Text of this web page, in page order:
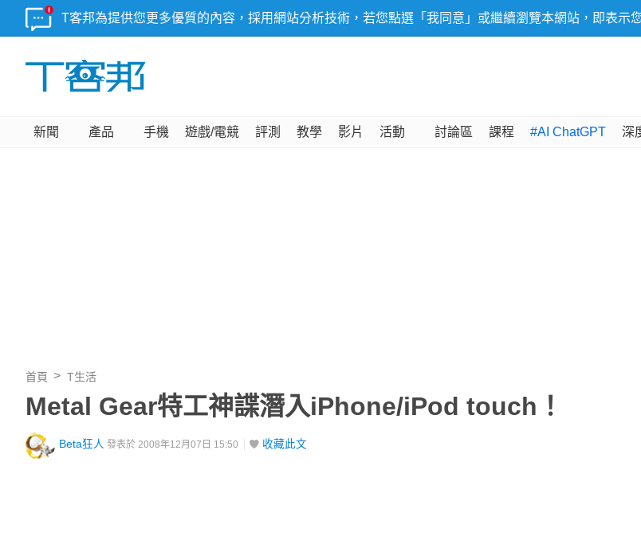
T客邦為提供您更多優質的內容，採用網站分析技術，若您點選「我同意」或繼續瀏覽本網站，即表示
新聞 產品 手機 遊戲/電競 評測 教學 影片 活動 討論區 課程 #AI ChatGPT 深
首頁 T生活
Metal Gear特工神諜潛入iPhone/iPod touch！
Beta狂人 發表於 2008年12月07日 15:50 收藏此文